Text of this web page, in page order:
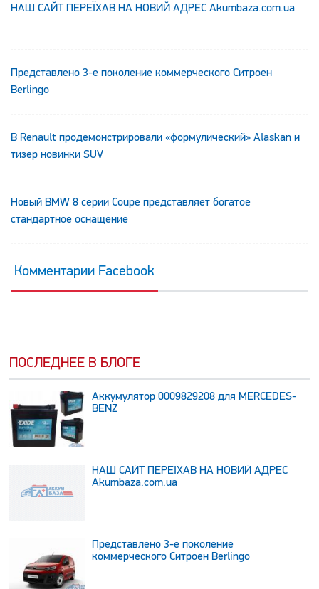
НАШ САЙТ ПЕРЕЇХАВ НА НОВИЙ АДРЕС Аkumbaza.com.ua
Представлено 3-е поколение коммерческого Ситроен
Berlingo
В Renault продемонстрировали «формулический» Alaskan и
тизер новинки SUV
Новый BMW 8 серии Coupe представляет богатое
стандартное оснащение
Комментарии Facebook
ПОСЛЕДНЕЕ В БЛОГЕ
Аккумулятор 0009829208 для MERCEDES-
BENZ
НАШ САЙТ ПЕРЕЇХАВ НА НОВИЙ АДРЕС
Аkumbaza.com.ua
Представлено 3-е поколение
коммерческого Ситроен Berlingo